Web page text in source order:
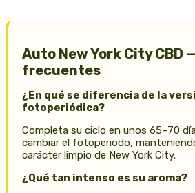
Auto New York City CBD
frecuentes
¿En qué se diferencia de la
fotoperiódica?
Completa su ciclo en unos 65–70
cambiar el fotoperiodo,
carácter limpio de New York City.
¿Qué tan intenso es su aroma?